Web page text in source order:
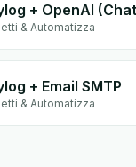
+ OpenAI
& Automatizza
+ Email SMTP
& Automatizza